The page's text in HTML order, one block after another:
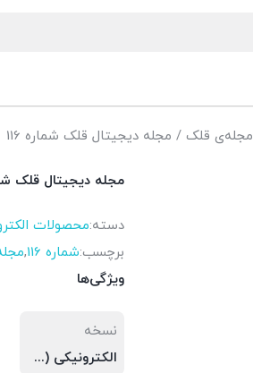
مجله‌ی قلک / مجله دیجیتال قلک شماره 116
مجله دیجیتال قلک
دسته:محصولات
برچسب:شماره 116 ,
ویژگی‌ها
نسخه
الکترونیکی (PDF)